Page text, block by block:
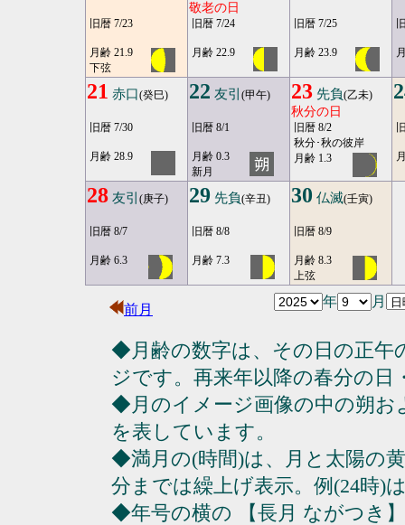
旧暦 7/23
月齢 21.9
下弦
敬老の日
旧暦 7/24
月齢 22.9
旧暦 7/25
月齢 23.9
21 赤口(癸巳)
旧暦 7/30
月齢 28.9
22 友引 (甲午)
旧暦 8/1
月齢 0.3
新月
23 先負(乙未)
秋分の日
旧暦 8/2
秋分･秋の彼岸
月齢 1.3
28 友引 (庚子)
旧暦 8/7
月齢 6.3
29 先負(辛丑)
旧暦 8/8
月齢 7.3
30 仏滅(壬寅)
旧暦 8/9
月齢 8.3
上弦
前月
年 月
◆月齢の数字は、その日の正午
ジです。再来年以降の春分の日
◆月のイメージ画像の中の朔
を表しています。
◆満月の(時間)は、月と太陽の
分までは繰上げ表示。例(24時)
◆年号の横の 【長月 ながつき